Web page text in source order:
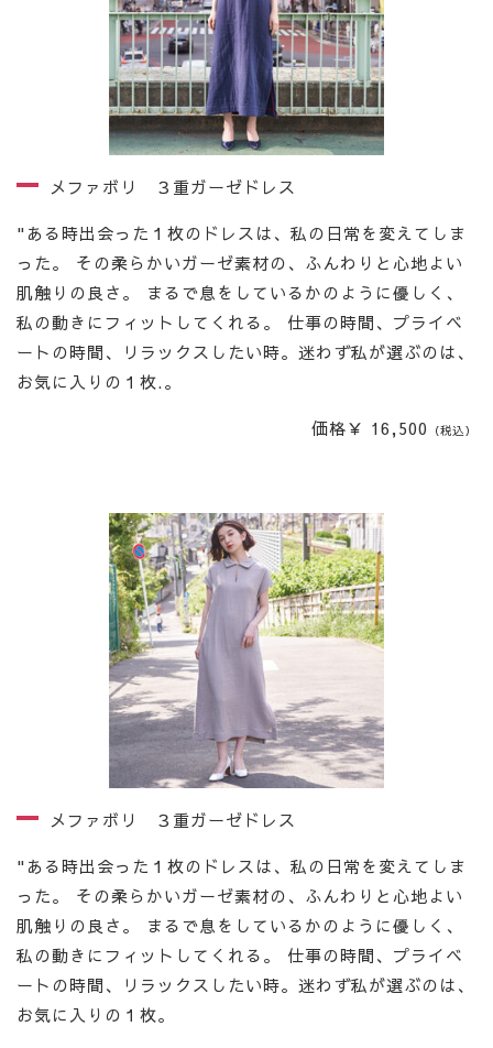
メファボリ ３重ガーゼドレス
"ある時出会った１枚のドレスは、私の日常を変えてしま
った。 その柔らかいガーゼ素材の、ふんわりと心地よい
肌触りの良さ。 まるで息をしているかのように優しく、
私の動きにフィットしてくれる。 仕事の時間、プライベ
ートの時間、リラックスしたい時。迷わず私が選ぶのは、
お気に入りの１枚.。
価格￥ 16,500 （税込）
メファボリ ３重ガーゼドレス
"ある時出会った１枚のドレスは、私の日常を変えてしま
った。 その柔らかいガーゼ素材の、ふんわりと心地よい
肌触りの良さ。 まるで息をしているかのように優しく、
私の動きにフィットしてくれる。 仕事の時間、プライベ
ートの時間、リラックスしたい時。迷わず私が選ぶのは、
お気に入りの１枚。